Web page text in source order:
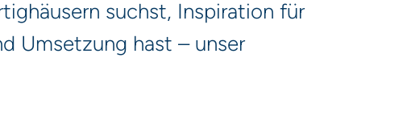
suchst, Inspiration für
Umsetzung hast – unser